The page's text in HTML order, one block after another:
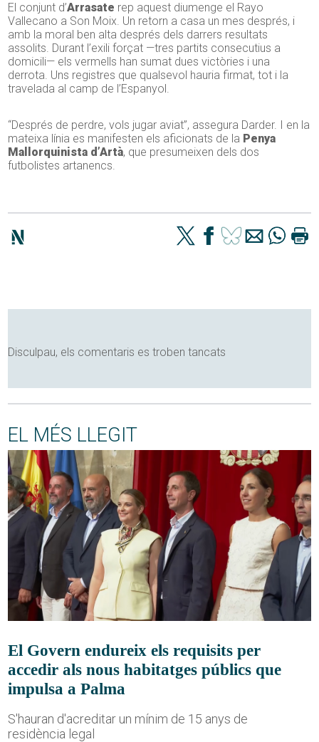
El conjunt d’Arrasate rep aquest diumenge el Rayo
Vallecano a Son Moix. Un retorn a casa un mes després, i
amb la moral ben alta després dels darrers resultats
assolits. Durant l’exili forçat —tres partits consecutius a
domicili— els vermells han sumat dues victòries i una
derrota. Uns registres que qualsevol hauria firmat, tot i la
travelada al camp de l’Espanyol.
“Després de perdre, vols jugar aviat”, assegura Darder. I en la
mateixa línia es manifesten els aficionats de la Penya
Mallorquinista d’Artà, que presumeixen dels dos
futbolistes artanencs.
Disculpau, els comentaris es troben tancats
EL MÉS LLEGIT
El Govern endureix els requisits per
accedir als nous habitatges públics que
impulsa a Palma
S'hauran d'acreditar un mínim de 15 anys de
residència legal